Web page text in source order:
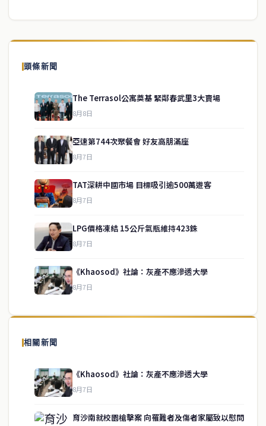
頭條新聞
The Terrasol公寓奠基 緊鄰春武里3大賣場
8月8日
亞速第744次聚餐會 好友高朋滿座
8月7日
TAT深耕中國市場 目標吸引逾500萬遊客
8月7日
LPG價格凍結 15公斤氣瓶維持423銖
8月7日
《Khaosod》社論：灰產不應滲透大學
8月7日
相關新聞
《Khaosod》社論：灰產不應滲透大學
8月7日
育沙南就校園槍擊案 向罹難者及傷者家屬致以慰問
關於我們
泰國中文新聞（TCN）是一家總部設於曼谷的中文新聞媒體，致力於
供即時、客觀、多元的中文新聞內容。
service@thaichinesenews.com